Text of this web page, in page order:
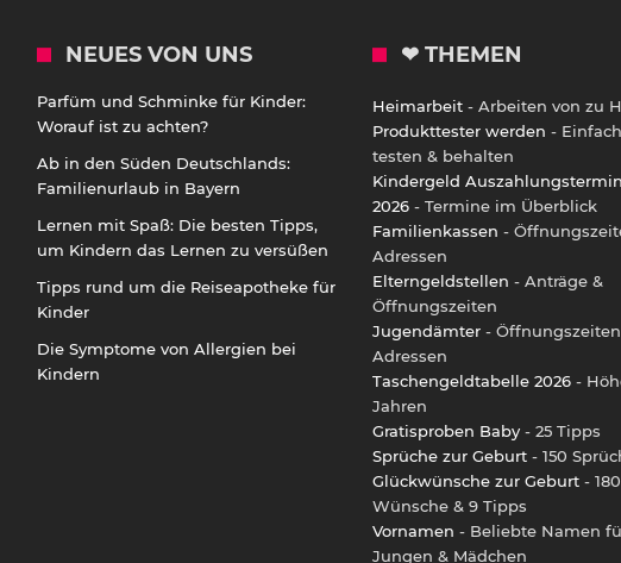
NEUES VON UNS
Parfüm und Schminke für Kinder:
Worauf ist zu achten?
Ab in den Süden Deutschlands:
Familienurlaub in Bayern
Lernen mit Spaß: Die besten Tipps,
um Kindern das Lernen zu versüßen
Tipps rund um die Reiseapotheke für
Kinder
Die Symptome von Allergien bei
Kindern
❤ THEMEN
Heimarbeit - Arbeiten von zu
Produkttester werden - Einfach
testen & behalten
Kindergeld
2026 - Termine im Überblick
Familienkassen -
Adressen
Elterngeldstellen - Anträge &
Öffnungszeiten
Jugendämter -
Adressen
Taschengeldtabelle 2026 -
Jahren
Gratisproben Baby - 25 Tipps
Sprüche zur Geburt - 150
Glückwünsche zur Geburt - 180
Wünsche & 9 Tipps
Vornamen - Beliebte Namen
Jungen & Mädchen